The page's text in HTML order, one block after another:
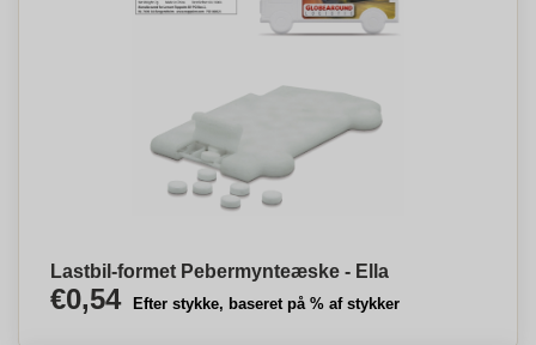
Lastbil-formet Pebermynteæske - Ella
€0,54 Efter stykke, baseret på % af stykker